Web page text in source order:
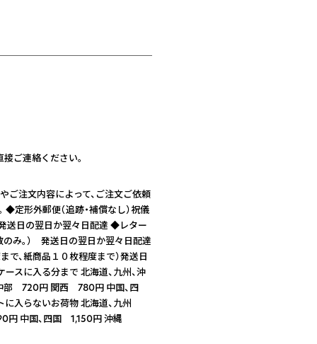
ご連絡ください。
ご注文内容によって、ご注文ご依頼
定形外郵便（追跡・補償なし）祝儀
送日の翌日か翌々日配達 ◆レター
み。） 発送日の翌日か翌々日配達
、紙商品１０枚程度まで）発送日
スに入る分まで 北海道、九州、沖
部 720円 関西 780円 中国、四
入らないお荷物 北海道、九州
円 中国、四国 1,150円 沖縄